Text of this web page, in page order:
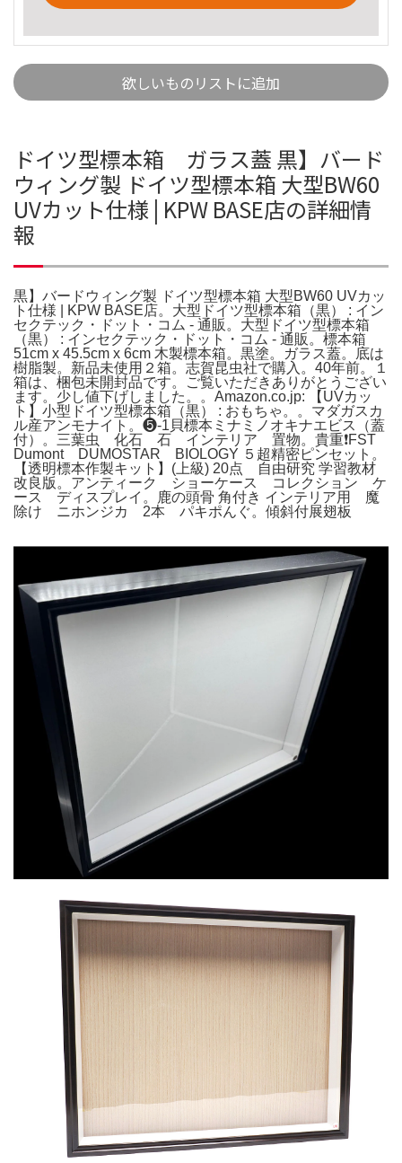
欲しいものリストに追加
ドイツ型標本箱 ガラス蓋 黒】バード
ウィング製 ドイツ型標本箱 大型BW60
UVカット仕様 | KPW BASE店の詳細情
報
黒】バードウィング製 ドイツ型標本箱 大型BW60 UVカッ
ト仕様 | KPW BASE店。大型ドイツ型標本箱（黒） : イン
セクテック・ドット・コム - 通販。大型ドイツ型標本箱
（黒） : インセクテック・ドット・コム - 通販。標本箱
51cm x 45.5cm x 6cm 木製標本箱。黒塗。ガラス蓋。底は
樹脂製。新品未使用２箱。志賀昆虫社で購入。40年前。１
箱は、梱包未開封品です。ご覧いただきありがとうござい
ます。少し値下げしました。。Amazon.co.jp: 【UVカッ
ト】小型ドイツ型標本箱（黒） : おもちゃ。。マダガスカ
ル産アンモナイト。❺-1貝標本ミナミノオキナエビス（蓋
付）。三葉虫 化石 石 インテリア 置物。貴重❗️FST
Dumont DUMOSTAR BIOLOGY ５超精密ピンセット。
【透明標本作製キット】(上級) 20点 自由研究 学習教材
改良版。アンティーク ショーケース コレクション ケ
ース ディスプレイ。鹿の頭骨 角付き インテリア用 魔
除け ニホンジカ 2本 パキポんぐ。傾斜付展翅板